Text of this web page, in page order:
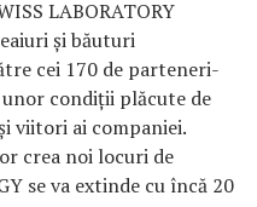
LABORATORY
și băuturi
cei 170 de parteneri-
condiții plăcute de
viitori ai companiei.
crea noi locuri de
se va extinde cu încă 20